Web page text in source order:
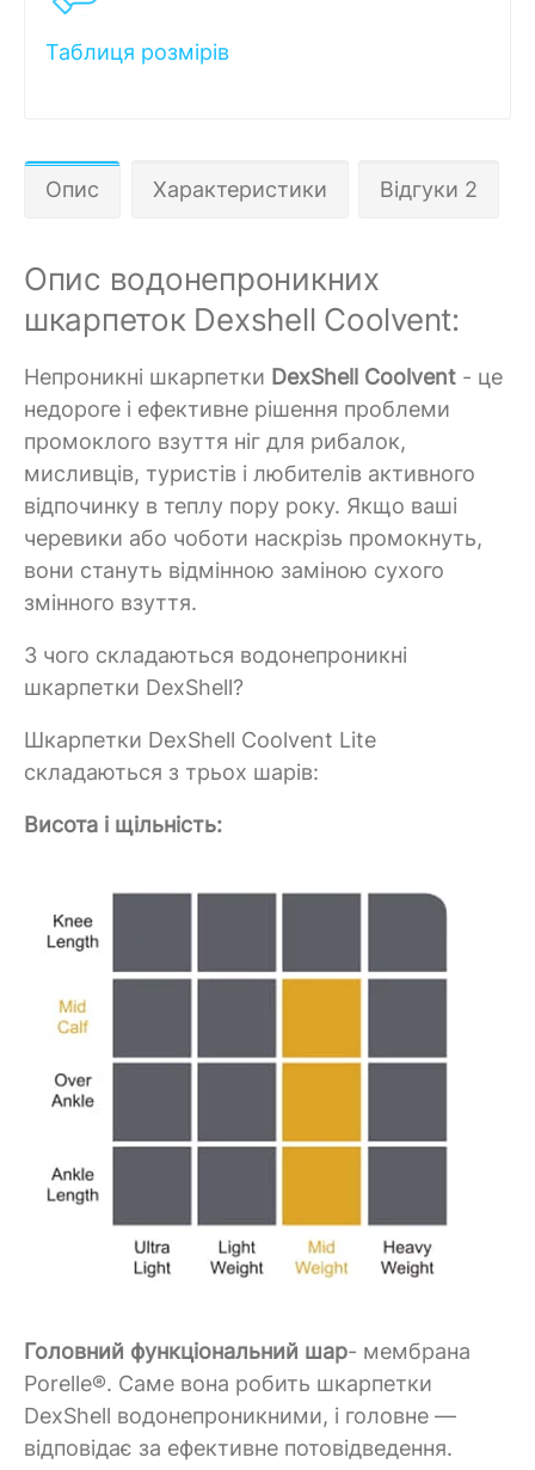
Таблиця розмірів
Опис Характеристики Відгуки 2
Опис водонепроникних
шкарпеток Dexshell Coolvent:
Непроникні шкарпетки DexShell Coolvent - це
недороге і ефективне рішення проблеми
промоклого взуття ніг для рибалок,
мисливців, туристів і любителів активного
відпочинку в теплу пору року. Якщо ваші
черевики або чоботи наскрізь промокнуть,
вони стануть відмінною заміною сухого
змінного взуття.
З чого складаються водонепроникні
шкарпетки DexShell?
Шкарпетки DexShell Coolvent Lite
складаються з трьох шарів:
Висота і щільність:
Головний функціональний шар- мембрана
Porelle®. Саме вона робить шкарпетки
DexShell водонепроникними, і головне —
відповідає за ефективне потовідведення.